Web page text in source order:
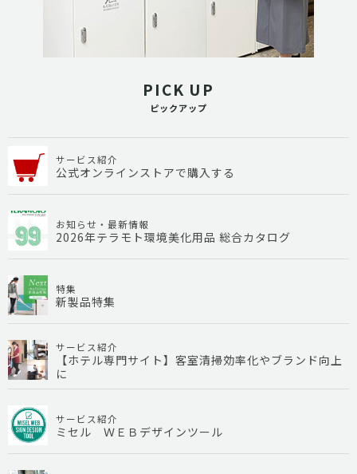
PICK UP
ピックアップ
サービス紹介
公式オンラインストアで購入する
お知らせ・最新情報
2026年テラモト環境美化用品 総合カタログ
特集
新製品特集
サービス紹介
【ホテル専門サイト】客室清掃効率化やブランド向上
に
サービス紹介
ミセル ＷＥＢデザインツール